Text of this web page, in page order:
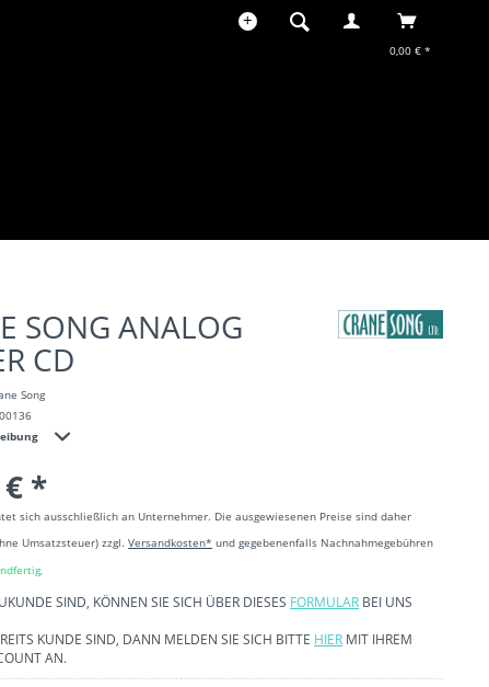
0,00 € *
SONG ANALOG
CD
Song
*
sich ausschließlich an Unternehmer. Die ausgewiesenen Preise sind daher
Umsatzsteuer) zzgl.Versandkosten* und gegebenenfalls Nachnahmegebühren
SIND, KÖNNEN SIE SICH ÜBER DIESES FORMULAR BEI UNS
KUNDE SIND, DANN MELDEN SIE SICH BITTE HIER MIT IHREM
AN.